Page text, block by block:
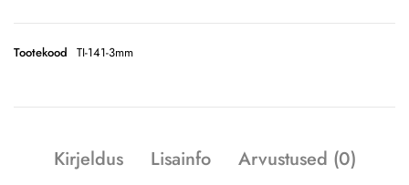
Tootekood TI-141-3mm
Kirjeldus Lisainfo Arvustused (0)